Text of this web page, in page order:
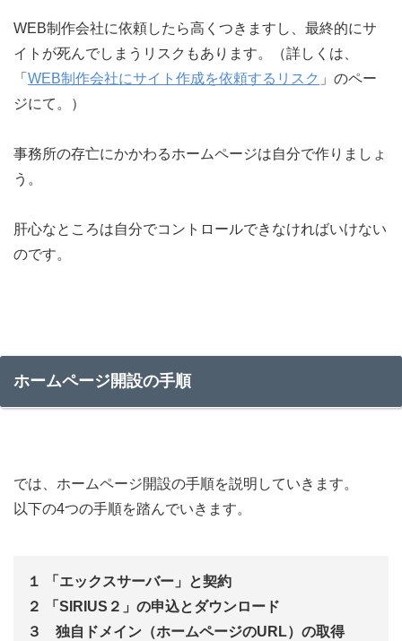
WEB制作会社に依頼したら高くつきますし、最終的にサ
イトが死んでしまうリスクもあります。（詳しくは、
「 WEB制作会社にサイト作成を依頼するリスク 」のペー
ジにて。）
事務所の存亡にかかわるホームページは自分で作りましょ
う。
肝心なところは自分でコントロールできなければいけない
のです。
ホームページ開設の手順
では、ホームページ開設の手順を説明していきます。
以下の4つの手順を踏んでいきます。
１ 「エックスサーバー」と契約
２ 「SIRIUS２」の申込とダウンロード
３ 独自ドメイン（ホームページのURL）の取得